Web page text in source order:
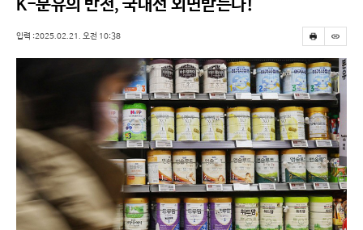
치
K-분유의 반전, 국내선 외면받는다!
프
린
트
스
크
랩
입력 :2025.02.21. 오전 10:38